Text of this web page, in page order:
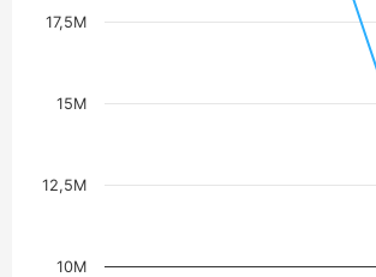
10M
12,5M
15M
17,5M